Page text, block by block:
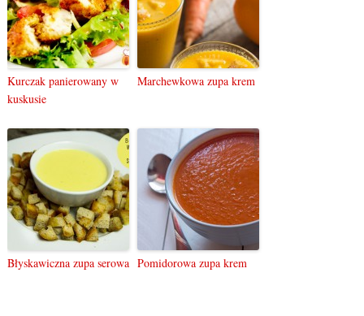
Kurczak panierowany w
kuskusie
Marchewkowa zupa krem
Błyskawiczna zupa serowa Pomidorowa zupa krem